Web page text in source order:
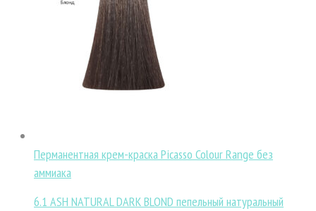
Перманентная крем-краска Picasso Colour Range без
аммиака
6.1 ASH NATURAL DARK BLOND пепельный натуральный